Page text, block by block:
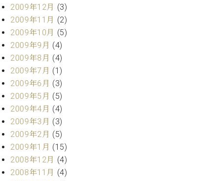
2009年12月 (3)
2009年11月 (2)
2009年10月 (5)
2009年9月 (4)
2009年8月 (4)
2009年7月 (1)
2009年6月 (3)
2009年5月 (5)
2009年4月 (4)
2009年3月 (3)
2009年2月 (5)
2009年1月 (15)
2008年12月 (4)
2008年11月 (4)